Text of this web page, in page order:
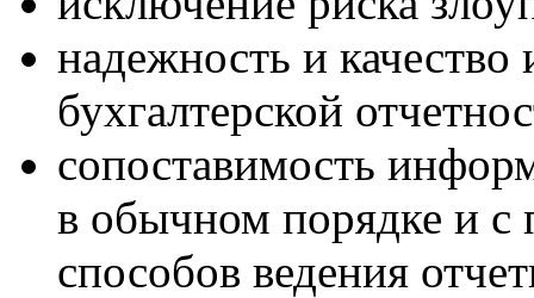
надежность и
бухгалтерской
сопоставимость
в обычном порядке и
способов ведения